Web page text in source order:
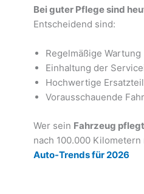
Bei guter Pflege sind
Entscheidend sind:
Regelmäßige Wartung
Einhaltung der
Hochwertige
Vorausschauende
Wer sein Fahrzeug
nach 100.000
Auto-Trends für 2026